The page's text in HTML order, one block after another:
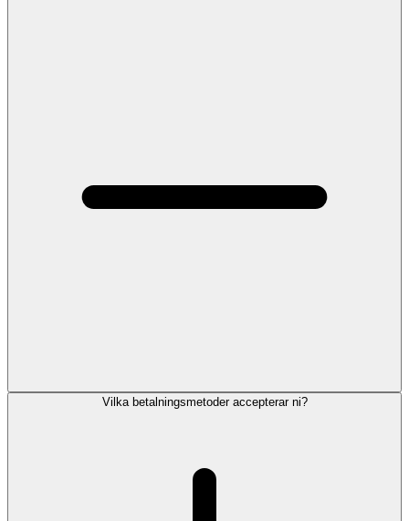
Vilka betalningsmetoder accepterar ni?